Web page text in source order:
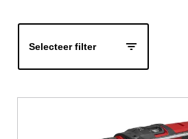
Selecteer filter